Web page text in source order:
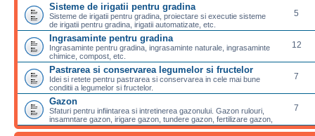
Sisteme de irigatii pentru gradina
Sisteme de irigatii pentru gradina, proiectare si executie sisteme
de irigatii pentru gradina, irigatii automatizate, etc.
5
Ingrasaminte pentru gradina
Ingrasaminte pentru gradina, ingrasaminte naturale, ingrasaminte
chimice, compost, etc.
12
Pastrarea si conservarea legumelor si fructelor
Idei si retete pentru pastrarea si conservarea in cele mai bune
conditii a legumelor si fructelor.
7
Gazon
Sfaturi pentru infiintarea si intretinerea gazonului. Gazon rulouri,
insamntare gazon, irigare gazon, tundere gazon, fertilizare gazon,
7